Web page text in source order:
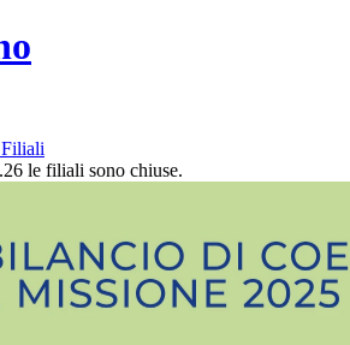
le filiali sono chiuse.